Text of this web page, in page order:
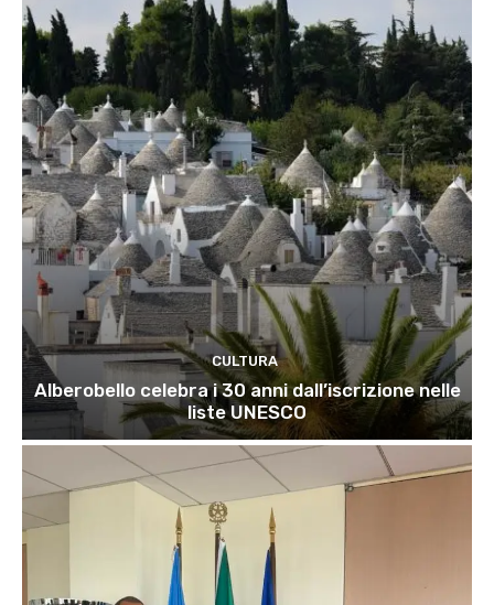
CULTURA
Alberobello celebra i 30 anni dall’iscrizione nelle
liste UNESCO